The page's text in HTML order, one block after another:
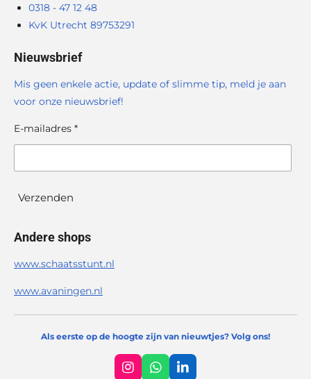
0318 - 47 12 48
KvK Utrecht 89753291
Nieuwsbrief
Mis geen enkele actie, update of slimme tip, meld je aan
voor onze nieuwsbrief!
E-mailadres *
Verzenden
Andere shops
www.schaatsstunt.nl
www.avaningen.nl
Als eerste op de hoogte zijn van nieuwtjes? Volg ons!
I
W
L